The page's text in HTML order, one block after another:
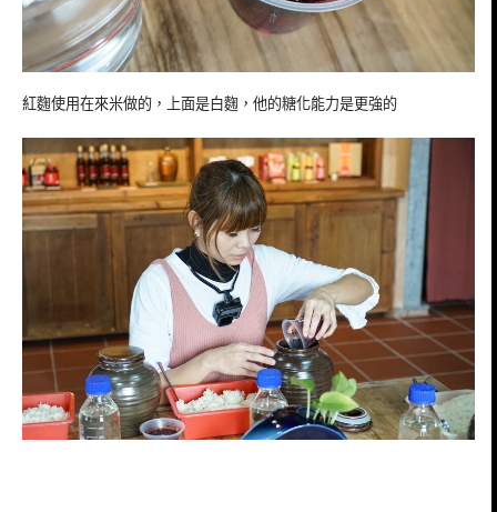
紅麴使用在來米做的，上面是白麴，他的糖化能力是更強的